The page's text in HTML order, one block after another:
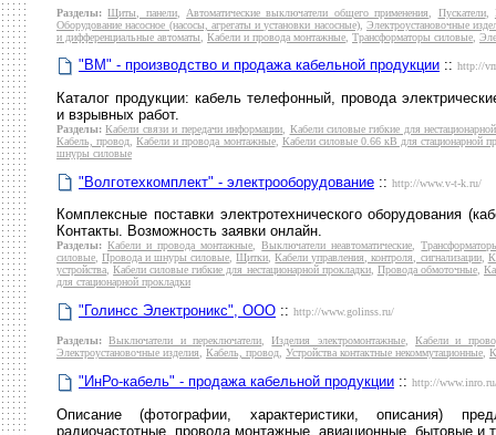
Разделы: Щиты, панели, Автоматические выключатели общего применения Пускатели,
Оборудование насосное (насосы, агрегаты и установки насосные),Электроустановочные
и дифференциальные автоматы
Кабели и провода монтажные Трансформаторы силовые
"ВМ" - производство и продажа кабельной продукции :: http://
Каталог продукции: кабель телефонный, провода
и взрывных работ.
Разделы: Кабели связи и передачи информации
Кабели силовые гибкие для
Кабель, провод ,Кабели и провода монтажные, Кабели силовые 0.66 кВ для стационарной
шнуры силовые
"Волготехкомплект" - электрооборудование :: http://www.v-t-k.ru/
Комплексные поставки электротехнического оборудования
Контакты. Возможность заявки онлайн.
Разделы: Кабели и провода монтажные ,Выключатели неавтоматические ,
силовые ,Провода и шнуры силовые ,Щитки ,Кабели управления, контроля, сигнализации,
устройства ,Кабели силовые гибкие для нестационарной прокладки, Провода обмоточные,
для стационарной прокладки
"Голинсс Электроникс", ООО :: http://www.golinss.ru/
Разделы: Выключатели и переключатели,Изделия электромонтажные,Кабели и
Электроустановочные изделия, Кабель, провод, Устройства контактные некоммутационные,
"ИнРо-кабель" - продажа кабельной продукции :: http://
Описание (фотографии, характеристики, описания)
радиочастотные, провода монтажные, авиационные, бытовые и